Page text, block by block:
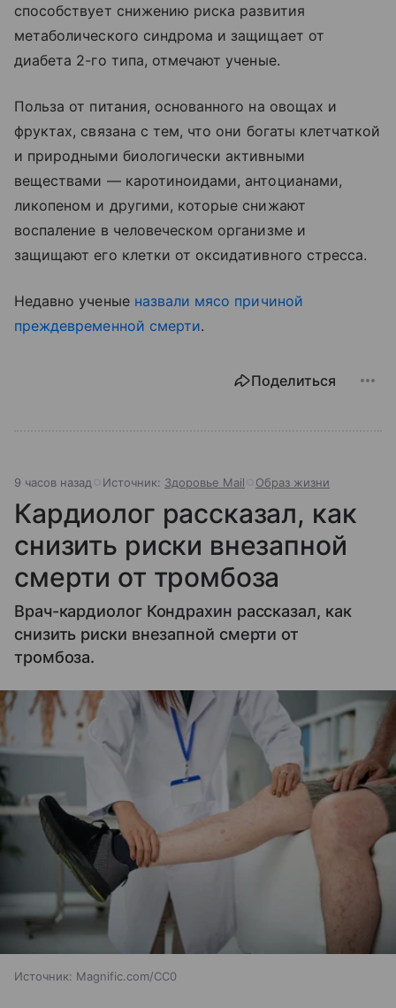
способствует снижению риска развития
метаболического синдрома и защищает от
диабета 2-го типа, отмечают ученые.
Польза от питания, основанного на овощах и
фруктах, связана с тем, что они богаты клетчаткой
и природными биологически активными
веществами — каротиноидами, антоцианами,
ликопеном и другими, которые снижают
воспаление в человеческом организме и
защищают его клетки от оксидативного стресса.
Недавно ученые назвали мясо причиной
преждевременной смерти.
Поделиться
9 часов назад Источник: Здоровье Mail Образ жизни
Кардиолог рассказал, как
снизить риски внезапной
смерти от тромбоза
Врач-кардиолог Кондрахин рассказал, как
снизить риски внезапной смерти от
тромбоза.
Источник: Magnific.com/CC0